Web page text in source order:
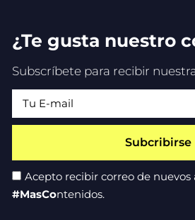
¿Te gusta nuestro
Subscríbete para recibir
Acepto recibir correo de nuevos
#MasContenidos.
Subcribirse